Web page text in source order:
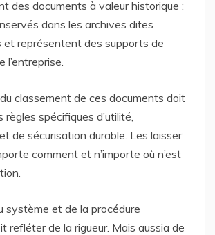
des documents à valeur historique :
dans les archives dites
et représentent des supports de
l’entreprise.
du classement de ces documents doit
spécifiques d’utilité,
de sécurisation durable. Les laisser
comment et n’importe où n’est
système et de la procédure
refléter de la rigueur. Mais aussia de